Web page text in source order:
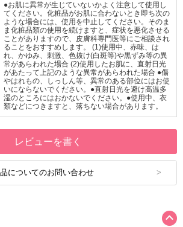
●お肌に異常が生じていないかよく注意して使用し
てください。化粧品がお肌に合わないとき即ち次の
ような場合には、使用を中止してください。そのま
ま化粧品類の使用を続けますと、症状を悪化させる
ことがありますので、皮膚科専門医等にご相談され
ることをおすすめします。 (1)使用中、赤味、は
れ、かゆみ、刺激、色抜け(白斑等)や黒ずみ等の異
常があらわれた場合 (2)使用したお肌に、直射日光
があたって上記のような異常があらわれた場合 ●傷
やはれもの、しっしん等、異常のある部位にはお使
いにならないでください。●直射日光を避け高温多
湿のところにはおかないでください。●使用中、衣
類などにつきますと、落ちない場合があります。
レビューを書く
についてのお問い合わせ